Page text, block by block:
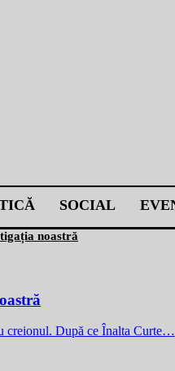
SOCIAL
noastră
creionul. După ce Înalta Curte…